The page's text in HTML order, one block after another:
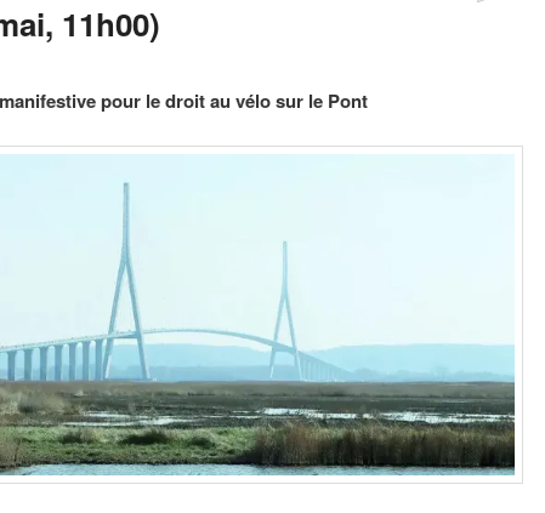
11h00)
pour le droit au vélo sur le Pont